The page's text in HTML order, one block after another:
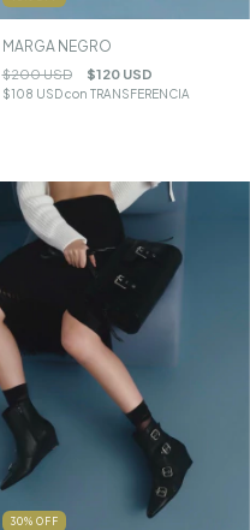
MARGA NEGRO
$200 USD $120 USD
$108 USDcon TRANSFERENCIA
30% OFF